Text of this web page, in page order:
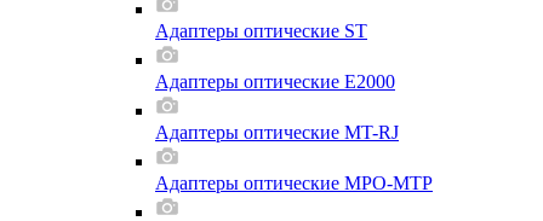
Адаптеры оптические ST
Адаптеры оптические E2000
Адаптеры оптические MT-RJ
Адаптеры оптические MPO-MTP